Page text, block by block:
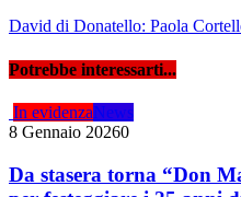
David di Donatello: Paola
Potrebbe interessarti...
In evidenzaNews
8 Gennaio 20260
Da stasera torna “Don